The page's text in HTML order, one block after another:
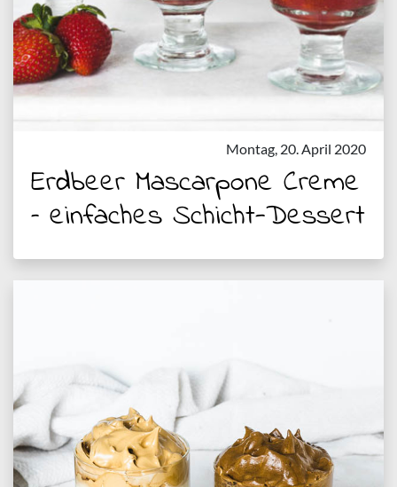
Montag, 20. April 2020
Erdbeer Mascarpone Creme
– einfaches Schicht-Dessert